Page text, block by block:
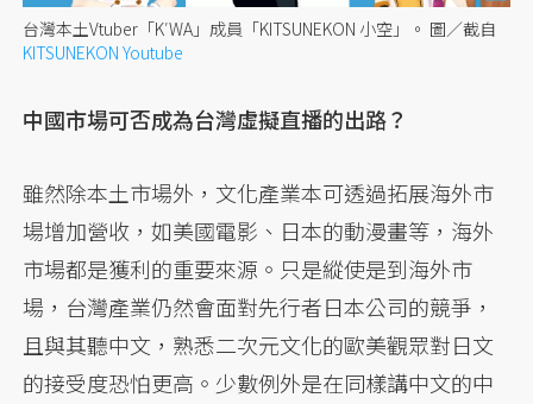
台灣本土Vtuber「K′WA」成員「KITSUNEKON 小空」。 圖／截自
KITSUNEKON Youtube
中國市場可否成為台灣虛擬直播的出路？
雖然除本土市場外，文化產業本可透過拓展海外市
場增加營收，如美國電影、日本的動漫畫等，海外
市場都是獲利的重要來源。只是縱使是到海外市
場，台灣產業仍然會面對先行者日本公司的競爭，
且與其聽中文，熟悉二次元文化的歐美觀眾對日文
的接受度恐怕更高。少數例外是在同樣講中文的中